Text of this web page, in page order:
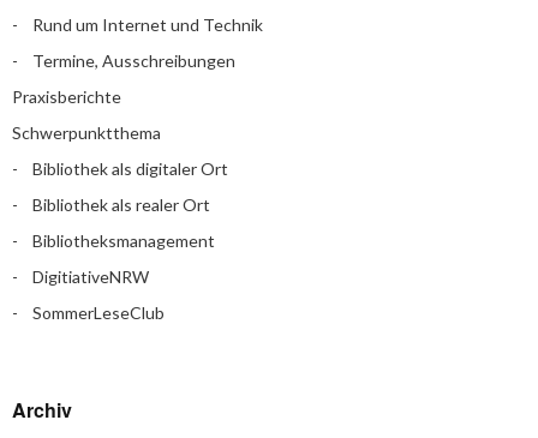
Rund um Internet und Technik
Termine, Ausschreibungen
Praxisberichte
Schwerpunktthema
Bibliothek als digitaler Ort
Bibliothek als realer Ort
Bibliotheksmanagement
DigitiativeNRW
SommerLeseClub
Archiv